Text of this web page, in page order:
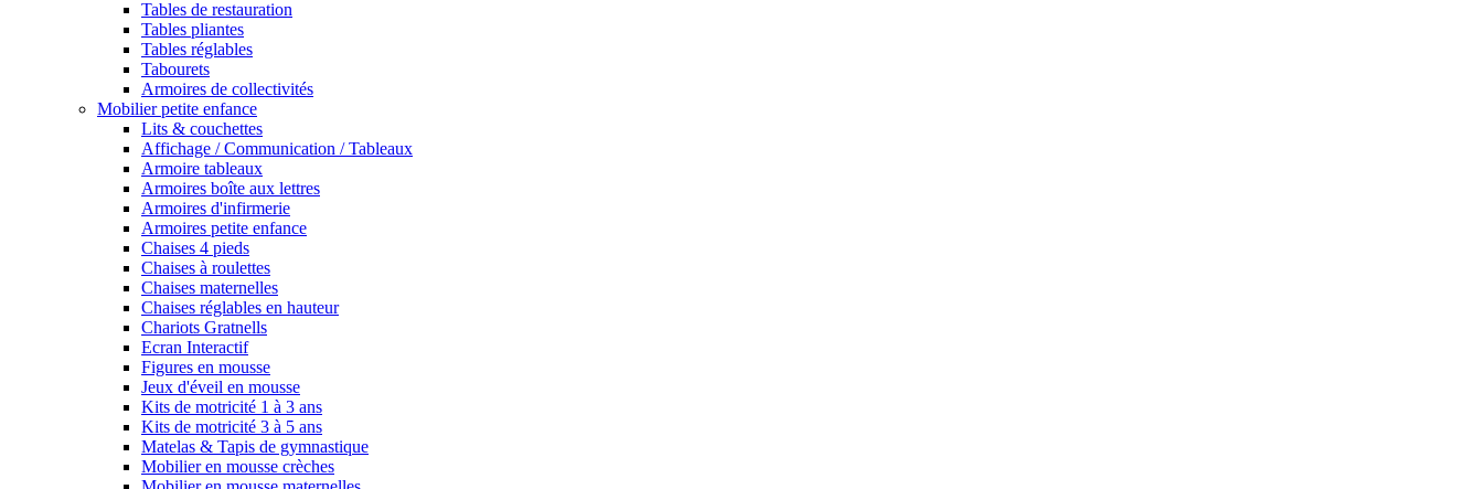
Tables de restauration
Tables pliantes
Tables réglables
Tabourets
Armoires de collectivités
Mobilier petite enfance
Lits & couchettes
Affichage / Communication / Tableaux
Armoire tableaux
Armoires boîte aux lettres
Armoires d'infirmerie
Armoires petite enfance
Chaises 4 pieds
Chaises à roulettes
Chaises maternelles
Chaises réglables en hauteur
Chariots Gratnells
Ecran Interactif
Figures en mousse
Jeux d'éveil en mousse
Kits de motricité 1 à 3 ans
Kits de motricité 3 à 5 ans
Matelas & Tapis de gymnastique
Mobilier en mousse crèches